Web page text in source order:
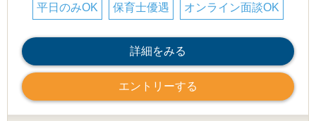
平日のみOK 保育士優遇 オンライン面談OK
詳細をみる
エントリーする